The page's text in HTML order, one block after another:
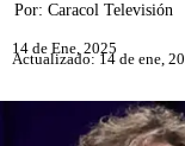
Por: Caracol Televisión
14 de Ene, 2025
Actualizado: 14 de ene,